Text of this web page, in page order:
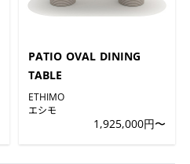
PATIO OVAL DINING
TABLE
ETHIMO
エシモ
1,925,000円〜